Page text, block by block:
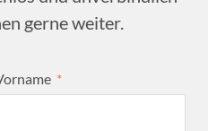
gerne weiter.